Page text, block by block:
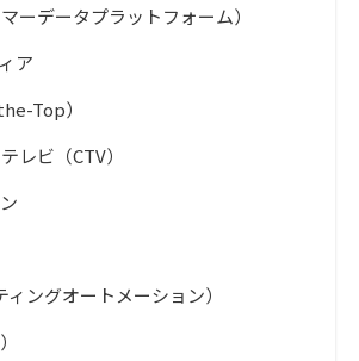
ーデータプラットフォーム）
ア
Top）
レビ（CTV）
ングオートメーション）